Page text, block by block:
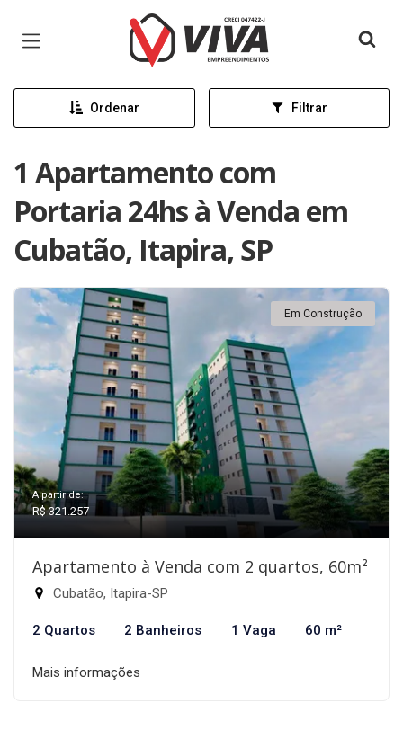
Página inicial
Ordenar Filtrar
1 Apartamento com
Portaria 24hs à Venda em
Cubatão, Itapira, SP
Em Construção
A partir de:
R$ 321.257
Apartamento à Venda com 2 quartos, 60m²
Cubatão, Itapira-SP
2 Quartos 2 Banheiros 1 Vaga 60 m²
Mais informações